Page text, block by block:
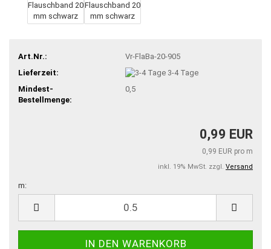
Art.Nr.:
Vr-FlaBa-20-905
Lieferzeit:
3-4 Tage
Mindest-
Bestellmenge:
0,5
0,99 EUR
0,99 EUR pro m
inkl. 19% MwSt. zzgl. Versand
m: